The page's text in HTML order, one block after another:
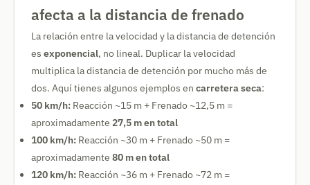
afecta a la distancia de frenado
La relación entre la velocidad y la distancia de detención
es exponencial, no lineal. Duplicar la velocidad
multiplica la distancia de detención por mucho más de
dos. Aquí tienes algunos ejemplos en carretera seca:
50 km/h: Reacción ~15 m + Frenado ~12,5 m =
aproximadamente 27,5 m en total
100 km/h: Reacción ~30 m + Frenado ~50 m =
aproximadamente 80 m en total
120 km/h: Reacción ~36 m + Frenado ~72 m =